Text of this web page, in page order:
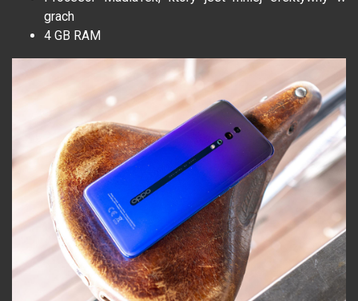
grach
4 GB RAM